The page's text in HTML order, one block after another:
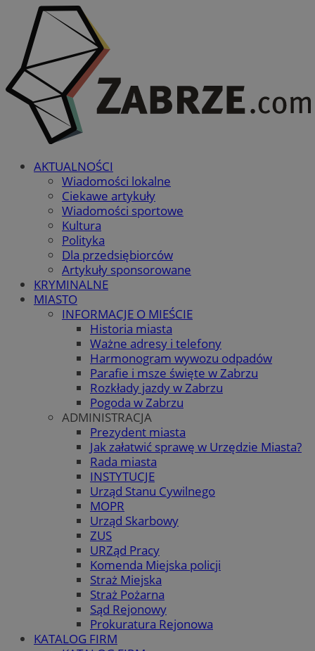
AKTUALNOŚCI
Wiadomości lokalne
Ciekawe artykuły
Wiadomości sportowe
Kultura
Polityka
Dla przedsiębiorców
Artykuły sponsorowane
KRYMINALNE
MIASTO
INFORMACJE O MIEŚCIE
Historia miasta
Ważne adresy i telefony
Harmonogram wywozu odpadów
Parafie i msze święte w Zabrzu
Rozkłady jazdy w Zabrzu
Pogoda w Zabrzu
ADMINISTRACJA
Prezydent miasta
Jak załatwić sprawę w Urzędzie Miasta?
Rada miasta
INSTYTUCJE
Urząd Stanu Cywilnego
MOPR
Urząd Skarbowy
ZUS
URZąd Pracy
Komenda Miejska policji
Straż Miejska
Straż Pożarna
Sąd Rejonowy
Prokuratura Rejonowa
KATALOG FIRM